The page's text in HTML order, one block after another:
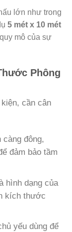
lớn như trong
5 mét x 10 mét
mô của sự
Phông
cần cân
đông,
đảm bảo tầm
hình dạng của
kích thước
yếu dùng để